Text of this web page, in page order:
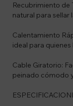
Recubrimiento de
natural para sellar
Calentamiento
ideal para
Cable Giratorio:
peinado cómodo